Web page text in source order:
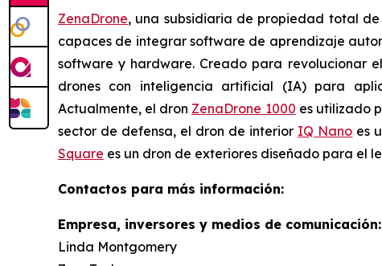
ZenaDrone, una subsidiaria de propiedad total
capaces de integrar software de aprendizaje
software y hardware. Creado para revolucionar
drones con inteligencia artificial (IA) para
Actualmente, el dron ZenaDrone 1000 es utilizado
sector de defensa, el dron de interior IQ Nano es
Square es un dron de exteriores diseñado para el
Contactos para más información:
Empresa, inversores y medios de comunicación:
Linda Montgomery